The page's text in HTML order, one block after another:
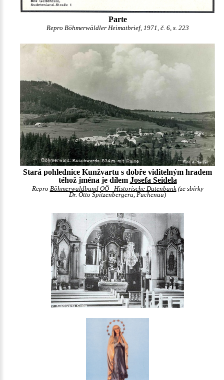
Parte
Repro Böhmerwäldler Heimatbrief, 1971, č. 6, s. 223
Stará pohlednice Kunžvartu s dobře viditelným hradem
téhož jména je dílem Josefa Seidela
Repro Böhmerwaldbund OÖ - Historische Datenbank(ze sbírky
Dr. Otto Spitzenbergera, Puchenau)